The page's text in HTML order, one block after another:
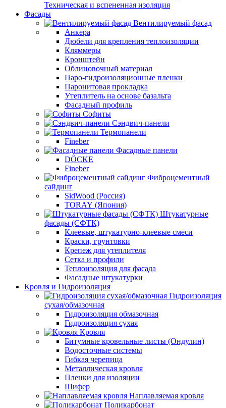
Техническая и вспененная изоляция
Фасады
Вентилируемый фасад
Анкера
Дюбели для крепления теплоизоляции
Кляммеры
Кронштейн
Облицовочный материал
Паро-гидроизоляционные пленки
Паронитовая прокладка
Утеплитель на основе базальта
Фасадный профиль
Софиты
Сэндвич-панели
Термопанели
Fineber
Фасадные панели
DÖCKE
Fineber
Фиброцементный
сайдинг
SidWood (Россия)
TORAY (Япония)
Штукатурные
фасады (СФТК)
Клеевые, штукатурно-клеевые смеси
Краски, грунтовки
Крепеж для утеплителя
Сетка и профили
Теплоизоляция для фасада
Фасадные штукатурки
Кровля и Гидроизоляция
Гидроизоляция
сухая/обмазочная
Гидроизоляция обмазочная
Гидроизоляция сухая
Кровля
Битумные кровельные листы (Ондулин)
Водосточные системы
Гибкая черепица
Металлическая кровля
Пленки для изоляции
Шифер
Наплавляемая кровля
Поликарбонат